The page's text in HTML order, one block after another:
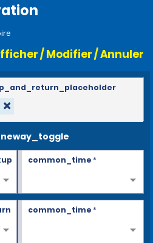
/ Modifier / Annuler
common_time*
common_time*